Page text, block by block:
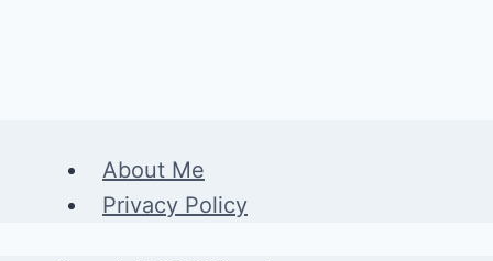
About Me
Privacy Policy